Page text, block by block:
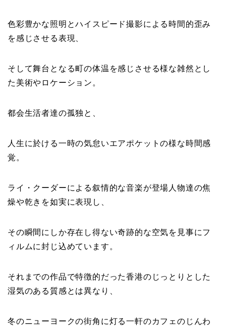
色彩豊かな照明とハイスピード撮影による時間的歪み
を感じさせる表現、
そして舞台となる町の体温を感じさせる様な雑然とし
た美術やロケーション。
都会生活者達の孤独と、
人生に於ける一時の気怠いエアポケットの様な時間感
覚。
ライ・クーダーによる叙情的な音楽が登場人物達の焦
燥や乾きを如実に表現し、
その瞬間にしか存在し得ない奇跡的な空気を見事にフ
ィルムに封じ込めています。
それまでの作品で特徴的だった香港のじっとりとした
湿気のある質感とは異なり、
冬のニューヨークの街角に灯る一軒のカフェのじんわ